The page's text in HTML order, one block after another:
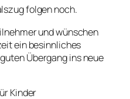
folgen noch.
und wünschen
ein besinnliches
Übergang ins neue
Kinder